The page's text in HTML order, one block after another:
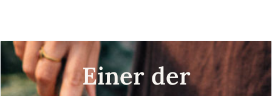
Einer der